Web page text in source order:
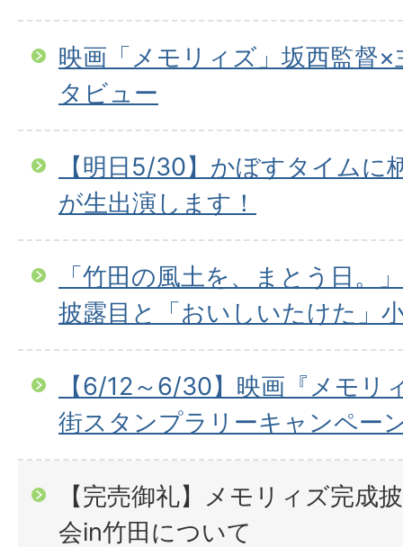
映画「メモリィズ」坂西監督
タビュー
【明日5/30】かぼすタイムに
が生出演します！
「竹田の風土を、まとう日。
披露目と「おいしいたけた」
【6/12～6/30】映画『メモリ
街スタンプラリーキャンペー
【完売御礼】メモリィズ完成
会in竹田について